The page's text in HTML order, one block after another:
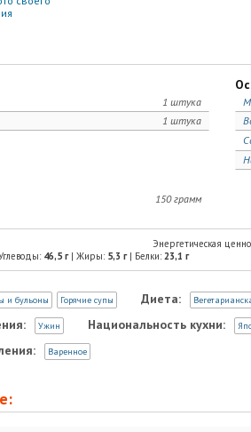
1 штука
1 штука
150 грамм
Энергетическая
46,5 г| Жиры: 5,3 г| Белки: 23,1 г
и бульоны Горячие супы Диета:
Ужин Национальность кухни:
Варенное